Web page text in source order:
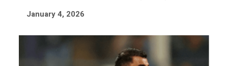
January 4, 2026